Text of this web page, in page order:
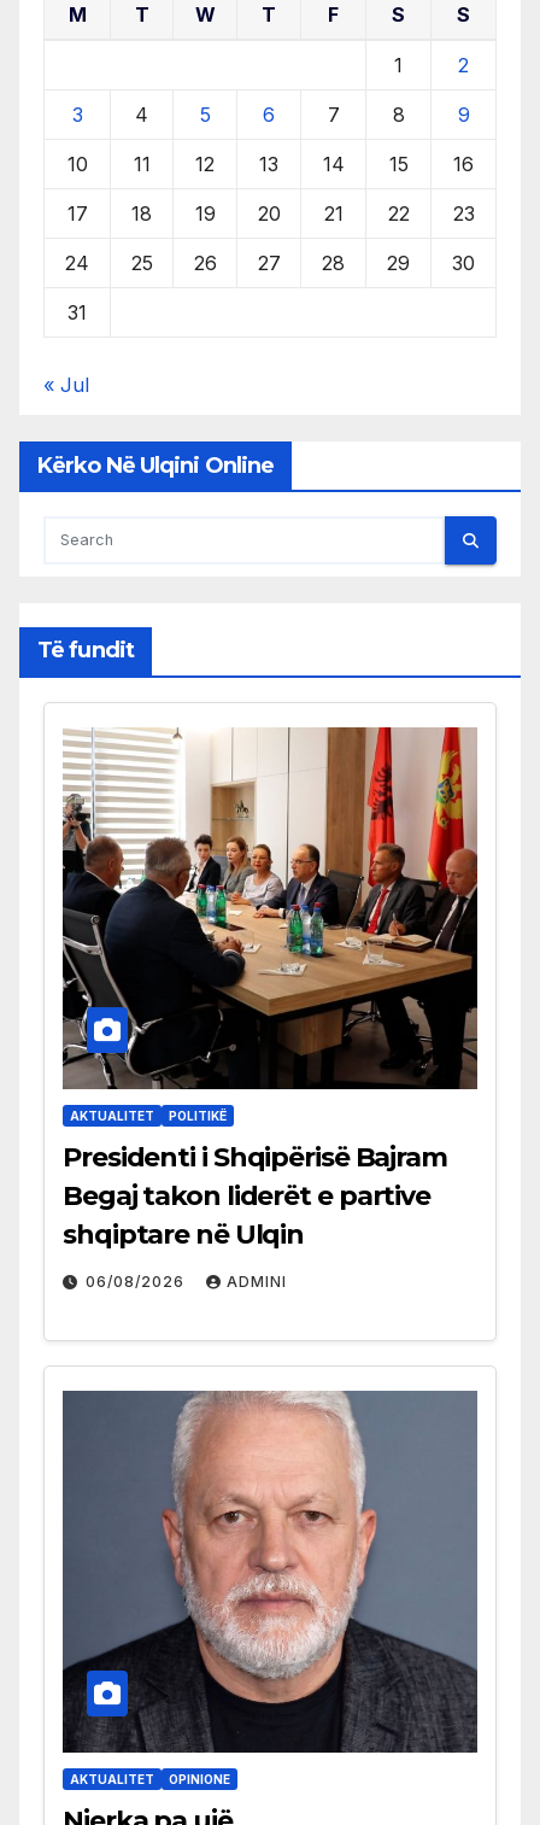
M T W T F S S
1 2
3 4 5 6 7 8 9
10 11 12 13 14 15 16
17 18 19 20 21 22 23
24 25 26 27 28 29 30
31
« Jul
Kërko Në Ulqini Online
Të fundit
AKTUALITET POLITIKË
Presidenti i Shqipërisë Bajram
Begaj takon liderët e partive
shqiptare në Ulqin
06/08/2026 ADMINI
AKTUALITET OPINIONE